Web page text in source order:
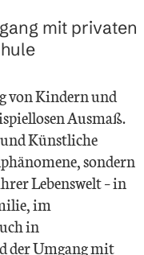
mit privaten
von Kindern und
Ausmaß.
Künstliche
sondern
Lebenswelt – in
im
in
der Umgang mit